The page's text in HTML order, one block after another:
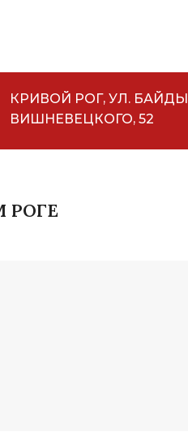
КРИВОЙ РОГ, УЛ. БАЙДЫ
ВИШНЕВЕЦКОГО, 52
РОГЕ